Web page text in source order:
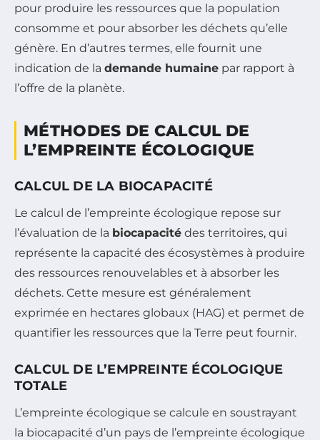
pour produire les ressources que la population
consomme et pour absorber les déchets qu’elle
génère. En d’autres termes, elle fournit une
indication de la demande humaine par rapport à
l’offre de la planète.
MÉTHODES DE CALCUL DE
L’EMPREINTE ÉCOLOGIQUE
CALCUL DE LA BIOCAPACITÉ
Le calcul de l’empreinte écologique repose sur
l’évaluation de la biocapacité des territoires, qui
représente la capacité des écosystèmes à produire
des ressources renouvelables et à absorber les
déchets. Cette mesure est généralement
exprimée en hectares globaux (HAG) et permet de
quantifier les ressources que la Terre peut fournir.
CALCUL DE L’EMPREINTE ÉCOLOGIQUE
TOTALE
L’empreinte écologique se calcule en soustrayant
la biocapacité d’un pays de l’empreinte écologique